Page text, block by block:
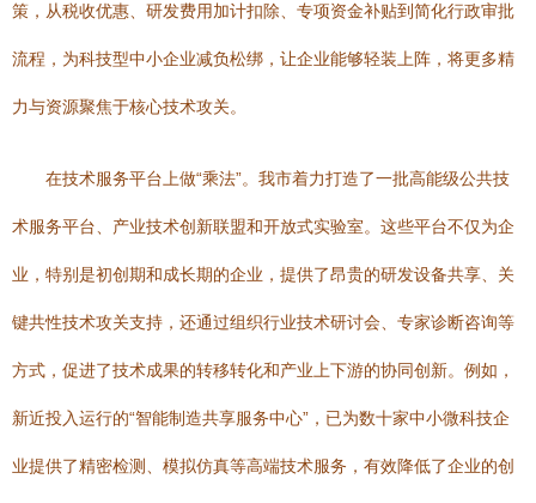
策，从税收优惠、研发费用加计扣除、专项资金补贴到简化行政审批
流程，为科技型中小企业减负松绑，让企业能够轻装上阵，将更多精
力与资源聚焦于核心技术攻关。
在技术服务平台上做“乘法”。我市着力打造了一批高能级公共技
术服务平台、产业技术创新联盟和开放式实验室。这些平台不仅为企
业，特别是初创期和成长期的企业，提供了昂贵的研发设备共享、关
键共性技术攻关支持，还通过组织行业技术研讨会、专家诊断咨询等
方式，促进了技术成果的转移转化和产业上下游的协同创新。例如，
新近投入运行的“智能制造共享服务中心”，已为数十家中小微科技企
业提供了精密检测、模拟仿真等高端技术服务，有效降低了企业的创